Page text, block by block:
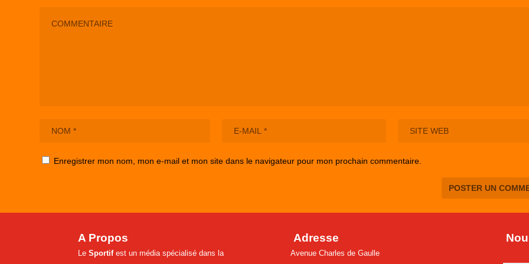
Enregistrer mon nom, mon e-mail et mon site dans le navigateur pour mon prochain commentaire.
A Propos
Le Sportifest un média spécialisé dans la
Adresse
Avenue Charles de Gaulle